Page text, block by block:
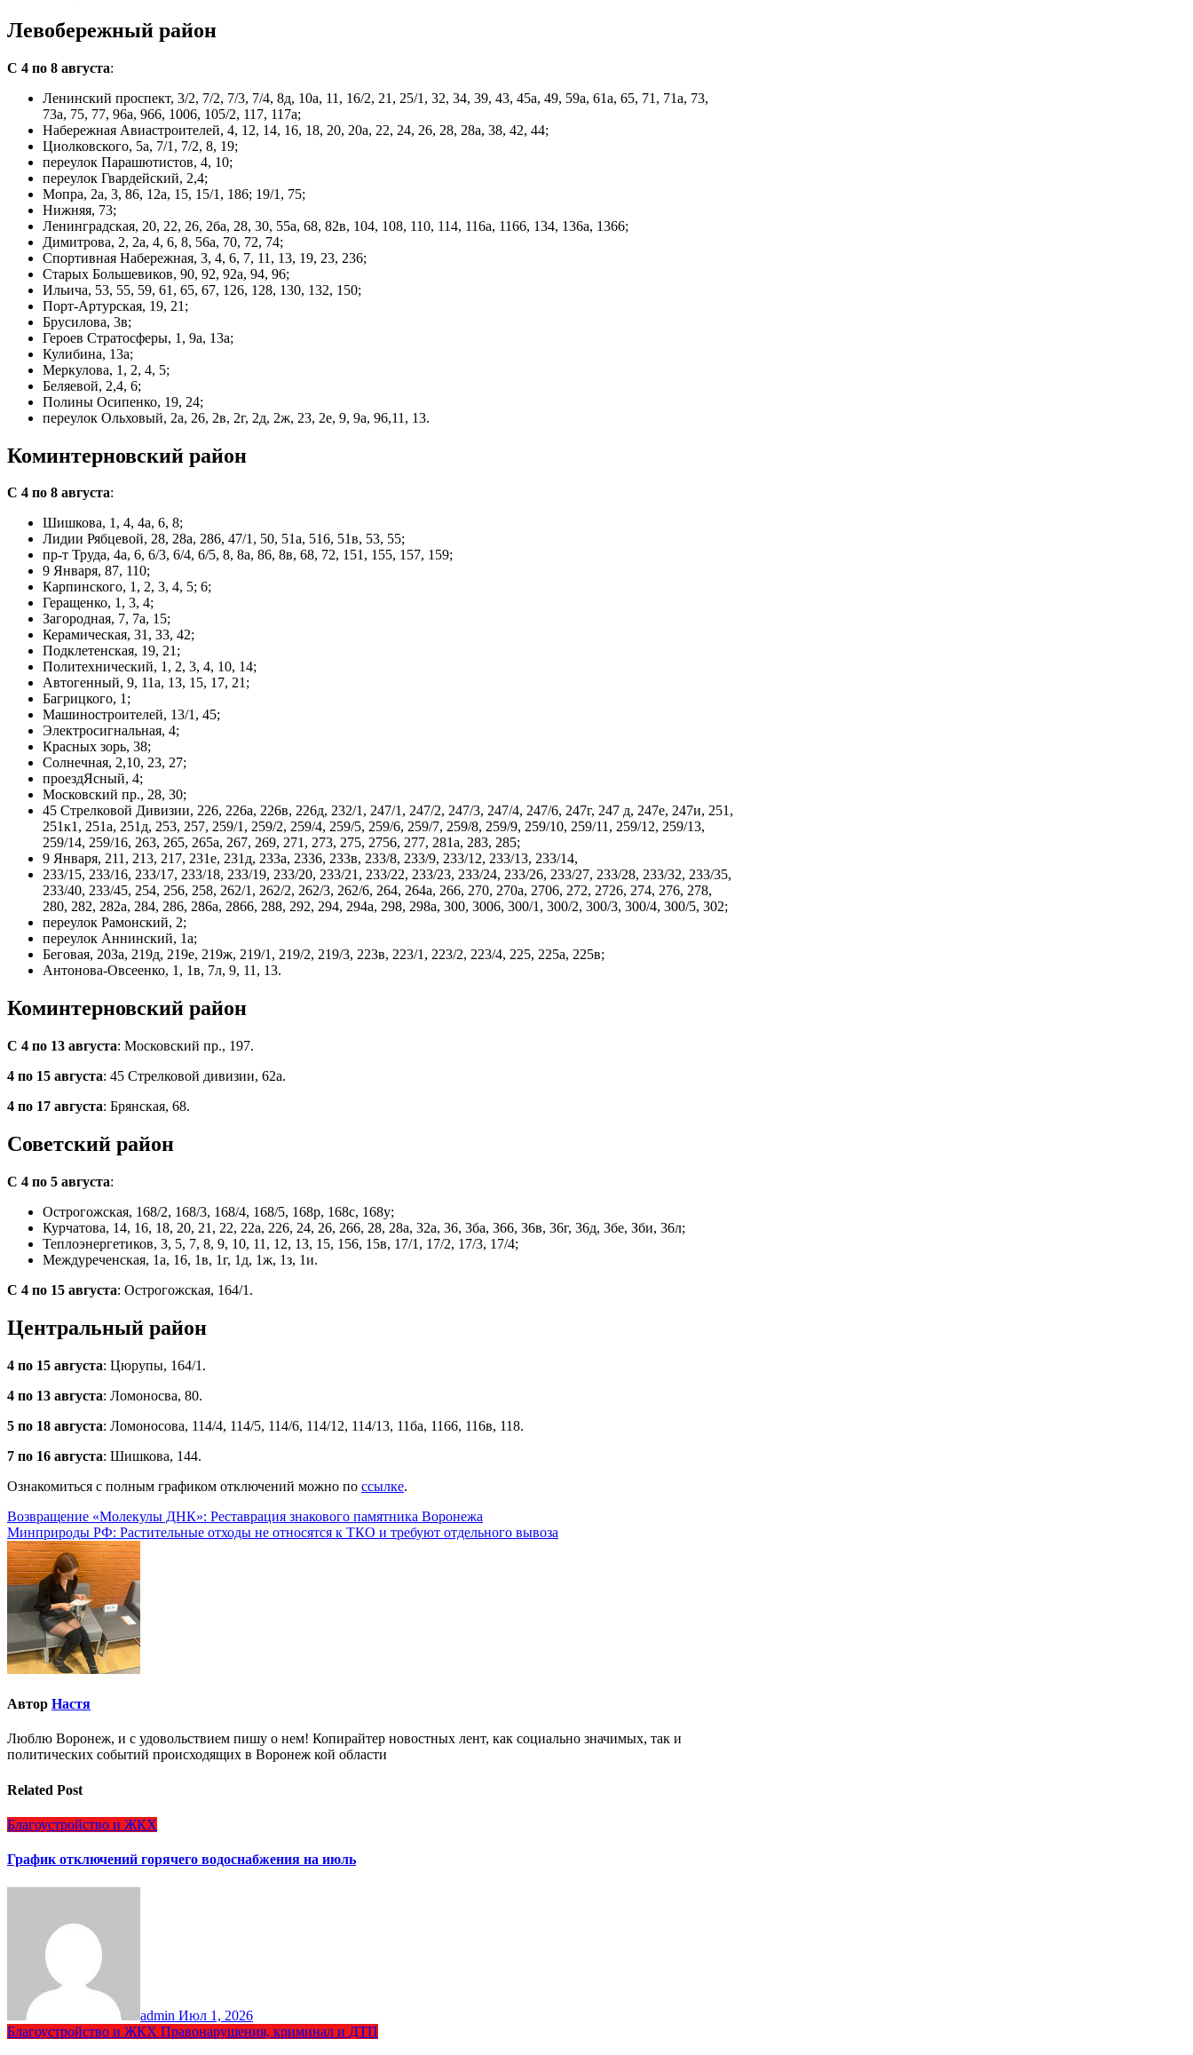
Левобережный район
С 4 по 8 августа:
Ленинский проспект, 3/2, 7/2, 7/3, 7/4, 8д, 10а, 11, 16/2, 21, 25/1, 32, 34, 39, 43, 45а, 49, 59а, 61а, 65, 71, 71а, 73,
73а, 75, 77, 96а, 966, 1006, 105/2, 117, 117а;
Набережная Авиастроителей, 4, 12, 14, 16, 18, 20, 20а, 22, 24, 26, 28, 28а, 38, 42, 44;
Циолковского, 5а, 7/1, 7/2, 8, 19;
переулок Парашютистов, 4, 10;
переулок Гвардейский, 2,4;
Мопра, 2a, 3, 86, 12а, 15, 15/1, 186; 19/1, 75;
Нижняя, 73;
Ленинградская, 20, 22, 26, 2ба, 28, 30, 55а, 68, 82в, 104, 108, 110, 114, 116а, 1166, 134, 136а, 1366;
Димитрова, 2, 2a, 4, 6, 8, 56а, 70, 72, 74;
Спортивная Набережная, 3, 4, 6, 7, 11, 13, 19, 23, 236;
Старых Большевиков, 90, 92, 92а, 94, 96;
Ильича, 53, 55, 59, 61, 65, 67, 126, 128, 130, 132, 150;
Порт-Артурская, 19, 21;
Брусилова, 3в;
Героев Стратосферы, 1, 9а, 13а;
Кулибина, 13а;
Меркулова, 1, 2, 4, 5;
Беляевой, 2,4, 6;
Полины Осипенко, 19, 24;
переулок Ольховый, 2а, 26, 2в, 2г, 2д, 2ж, 23, 2е, 9, 9а, 96,11, 13.
Коминтерновский район
С 4 по 8 августа:
Шишкова, 1, 4, 4а, 6, 8;
Лидии Рябцевой, 28, 28a, 286, 47/1, 50, 51а, 516, 51в, 53, 55;
пр-т Труда, 4а, 6, 6/3, 6/4, 6/5, 8, 8a, 86, 8в, 68, 72, 151, 155, 157, 159;
9 Января, 87, 110;
Карпинского, 1, 2, 3, 4, 5; 6;
Геращенко, 1, 3, 4;
Загородная, 7, 7а, 15;
Керамическая, 31, 33, 42;
Подклетенская, 19, 21;
Политехнический, 1, 2, 3, 4, 10, 14;
Автогенный, 9, 11а, 13, 15, 17, 21;
Багрицкого, 1;
Машиностроителей, 13/1, 45;
Электросигнальная, 4;
Красных зорь, 38;
Солнечная, 2,10, 23, 27;
проездЯсный, 4;
Московский пр., 28, 30;
45 Стрелковой Дивизии, 226, 226а, 226в, 226д, 232/1, 247/1, 247/2, 247/3, 247/4, 247/6, 247г, 247 д, 247е, 247и, 251,
251к1, 251а, 251д, 253, 257, 259/1, 259/2, 259/4, 259/5, 259/6, 259/7, 259/8, 259/9, 259/10, 259/11, 259/12, 259/13,
259/14, 259/16, 263, 265, 265а, 267, 269, 271, 273, 275, 2756, 277, 281а, 283, 285;
9 Января, 211, 213, 217, 231е, 231д, 233а, 2336, 233в, 233/8, 233/9, 233/12, 233/13, 233/14,
233/15, 233/16, 233/17, 233/18, 233/19, 233/20, 233/21, 233/22, 233/23, 233/24, 233/26, 233/27, 233/28, 233/32, 233/35,
233/40, 233/45, 254, 256, 258, 262/1, 262/2, 262/3, 262/6, 264, 264а, 266, 270, 270а, 2706, 272, 2726, 274, 276, 278,
280, 282, 282а, 284, 286, 286а, 2866, 288, 292, 294, 294a, 298, 298а, 300, 3006, 300/1, 300/2, 300/3, 300/4, 300/5, 302;
переулок Рамонский, 2;
переулок Аннинский, 1а;
Беговая, 203а, 219д, 219е, 219ж, 219/1, 219/2, 219/3, 223в, 223/1, 223/2, 223/4, 225, 225а, 225в;
Антонова-Овсеенко, 1, 1в, 7л, 9, 11, 13.
Коминтерновский район
С 4 по 13 августа: Московский пр., 197.
4 по 15 августа: 45 Стрелковой дивизии, 62а.
4 по 17 августа: Брянская, 68.
Советский район
С 4 по 5 августа:
Острогожская, 168/2, 168/3, 168/4, 168/5, 168р, 168c, 168у;
Курчатова, 14, 16, 18, 20, 21, 22, 22а, 226, 24, 26, 266, 28, 28а, 32а, 36, 3ба, 366, 36в, 36г, 36д, 3бе, Зби, 36л;
Теплоэнергетиков, 3, 5, 7, 8, 9, 10, 11, 12, 13, 15, 156, 15в, 17/1, 17/2, 17/3, 17/4;
Междуреченская, 1а, 16, 1в, 1г, 1д, 1ж, 1з, 1и.
С 4 по 15 августа: Острогожская, 164/1.
Центральный район
4 по 15 августа: Цюрупы, 164/1.
4 по 13 августа: Ломоносва, 80.
5 по 18 августа: Ломоносова, 114/4, 114/5, 114/6, 114/12, 114/13, 11ба, 1166, 116в, 118.
7 по 16 августа: Шишкова, 144.
Ознакомиться с полным графиком отключений можно по ссылке.
Навигация
по
записям
Возвращение «Молекулы ДНК»: Реставрация знакового памятника Воронежа
Минприроды РФ: Растительные отходы не относятся к ТКО и требуют отдельного вывоза
Автор Настя
Люблю Воронеж, и с удовольствием пишу о нем! Копирайтер новостных лент, как социально значимых, так и
политических событий происходящих в Воронеж кой области
Related Post
Благоустройство и ЖКХ
График отключений горячего водоснабжения на июль
admin Июл 1, 2026
Благоустройство и ЖКХ Правонарушения, криминал и ДТП